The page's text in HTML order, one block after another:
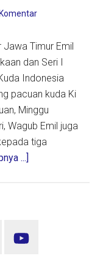
Jawa Timur Emil
dan Seri I
Indonesia
pacuan kuda Ki
Minggu
Wagub Emil juga
tiga
...]
Berkuda